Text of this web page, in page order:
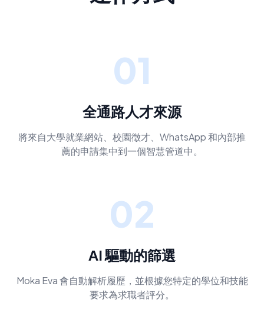
01
全通路人才來源
將來自大學就業網站、校園徵才、WhatsApp 和內部推
薦的申請集中到一個智慧管道中。
02
AI 驅動的篩選
Moka Eva 會自動解析履歷，並根據您特定的學位和技能
要求為求職者評分。